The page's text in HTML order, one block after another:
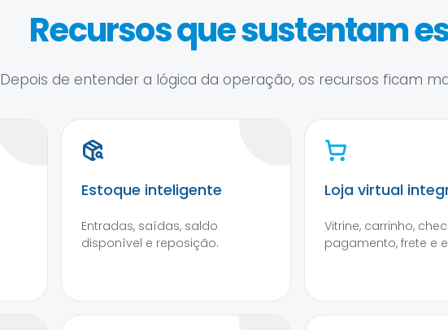
Recursos que sustentam
Depois de entender a lógica da operação, os recursos ficam
Estoque inteligente
Entradas, saídas, saldo
disponível e reposição.
Loja virtual
Vitrine, carrinho,
pagamento, frete e